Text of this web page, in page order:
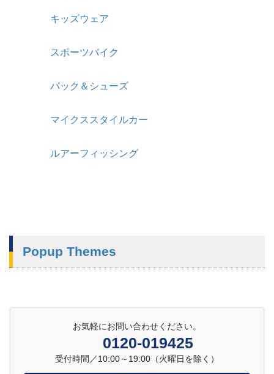
キッズウェア
スポーツバイク
パック＆シューズ
マイクススタイルカー
ルアーフィッシング
Popup Themes
お気軽にお問い合わせください。
0120-019425
受付時間／10:00～19:00（火曜日を除く）